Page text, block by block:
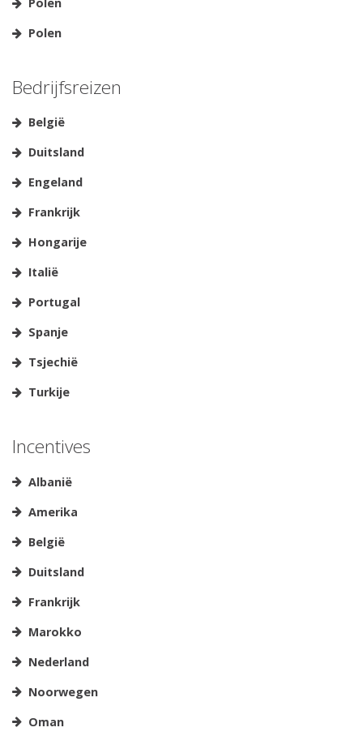
Polen
Bedrijfsreizen
België
Duitsland
Engeland
Frankrijk
Hongarije
Italië
Portugal
Spanje
Tsjechië
Turkije
Incentives
Albanië
Amerika
België
Duitsland
Frankrijk
Marokko
Nederland
Noorwegen
Oman